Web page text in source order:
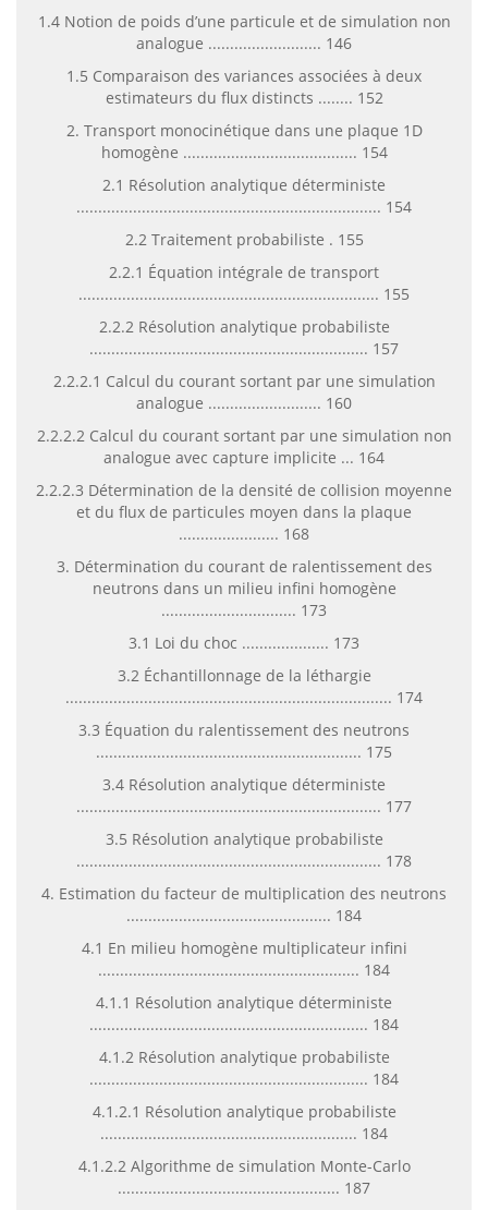
1.4 Notion de poids d’une particule et de simulation non
analogue .......................... 146
1.5 Comparaison des variances associées à deux
estimateurs du flux distincts ........ 152
2. Transport monocinétique dans une plaque 1D
homogène ........................................ 154
2.1 Résolution analytique déterministe
...................................................................... 154
2.2 Traitement probabiliste . 155
2.2.1 Équation intégrale de transport
..................................................................... 155
2.2.2 Résolution analytique probabiliste
................................................................ 157
2.2.2.1 Calcul du courant sortant par une simulation
analogue .......................... 160
2.2.2.2 Calcul du courant sortant par une simulation non
analogue avec capture implicite ... 164
2.2.2.3 Détermination de la densité de collision moyenne
et du flux de particules moyen dans la plaque
....................... 168
3. Détermination du courant de ralentissement des
neutrons dans un milieu infini homogène
............................... 173
3.1 Loi du choc .................... 173
3.2 Échantillonnage de la léthargie
........................................................................... 174
3.3 Équation du ralentissement des neutrons
............................................................. 175
3.4 Résolution analytique déterministe
...................................................................... 177
3.5 Résolution analytique probabiliste
...................................................................... 178
4. Estimation du facteur de multiplication des neutrons
............................................... 184
4.1 En milieu homogène multiplicateur infini
............................................................ 184
4.1.1 Résolution analytique déterministe
................................................................ 184
4.1.2 Résolution analytique probabiliste
................................................................ 184
4.1.2.1 Résolution analytique probabiliste
........................................................... 184
4.1.2.2 Algorithme de simulation Monte-Carlo
................................................... 187